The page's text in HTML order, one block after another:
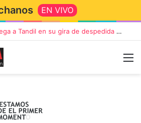
EN VIVO
Die Toten Hosen llega a Tandil en su gira de despedida «Fútbol, Asado, Vino y Adiós Amigos»